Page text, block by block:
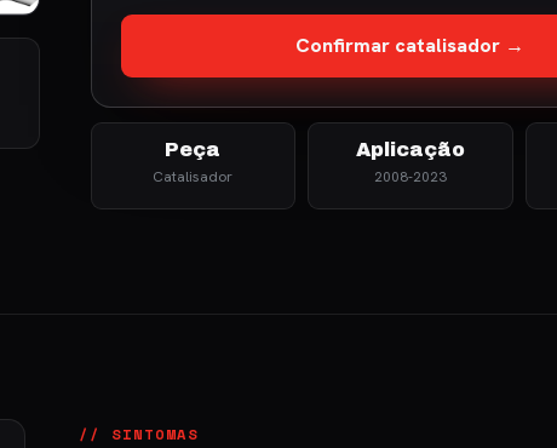
Confirmar catalisador →
Peça
Catalisador
Aplicação
2008-2023
// SINTOMAS